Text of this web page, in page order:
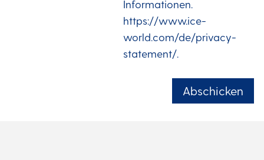
und
Entwicklungen
von
Informationen.
https://www.ice-
world.com/de/privacy-
statement/.
Abschicken